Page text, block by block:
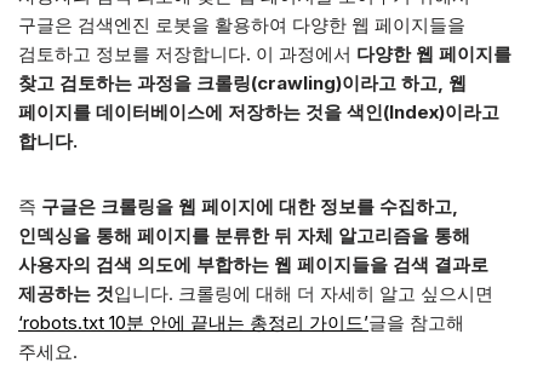
구글은 검색엔진 로봇을 활용하여 다양한 웹 페이지들을
검토하고 정보를 저장합니다. 이 과정에서 다양한 웹 페이지를
찾고 검토하는 과정을 크롤링(crawling)이라고 하고, 웹
페이지를 데이터베이스에 저장하는 것을 색인(Index)이라고
합니다.
즉 구글은 크롤링을 웹 페이지에 대한 정보를 수집하고,
인덱싱을 통해 페이지를 분류한 뒤 자체 알고리즘을 통해
사용자의 검색 의도에 부합하는 웹 페이지들을 검색 결과로
제공하는 것입니다. 크롤링에 대해 더 자세히 알고 싶으시면
‘robots.txt 10분 안에 끝내는 총정리 가이드’글을 참고해
주세요.